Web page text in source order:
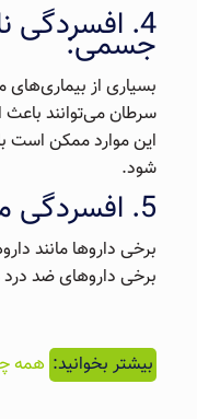
4. افسردگی
جسمی:
بسیاری از بیماری‌های
سرطان می‌توانند
این موارد ممکن است
شود.
5. افسردگی مرتبط با دارو:
برخی داروها مانند
برخی داروهای ضد
بیشتر بخوانید: همه